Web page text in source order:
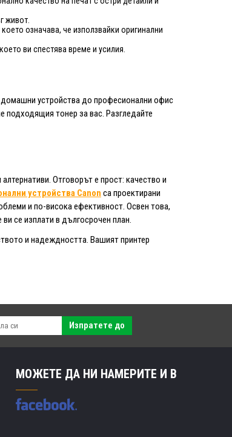
живот.
означава, че използвайки оригинални
ви спестява време и усилия.
устройства до професионални офис
подходящия тонер за вас. Разгледайте
Отговорът е прост: качество и
устройства Canon са проектирани
и по-висока ефективност. Освен това,
се изплати в дългосрочен план.
и надеждността. Вашият принтер
Изпратете до
МОЖЕТЕ ДА НИ НАМЕРИТЕ И В